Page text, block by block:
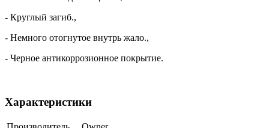
- Круглый загиб.,
- Немного отогнутое внутрь жало.,
- Черное антикоррозионное покрытие.
Характеристики